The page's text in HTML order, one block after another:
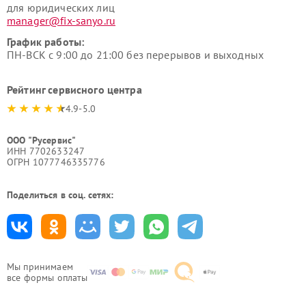
Мы принимаем
все формы оплаты
для юридических лиц
manager@fix-sanyo.ru
График работы:
ПН-ВСК с 9:00 до 21:00 без перерывов и выходных
Рейтинг сервисного центра
4.9-5.0
ООО "Русервис"
ИНН 7702633247
ОГРН 1077746335776
Поделиться в соц. сетях: